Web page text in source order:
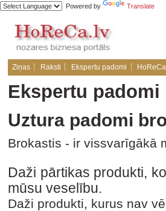
Powered by Translate
Ziņas Raksti Ekspertu padomi
Ekspertu padomi
Uztura padomi
Brokastis - ir vissvarīgākā
Daži pārtikas produkti,
mūsu veselību.
Daži produkti, kurus nav